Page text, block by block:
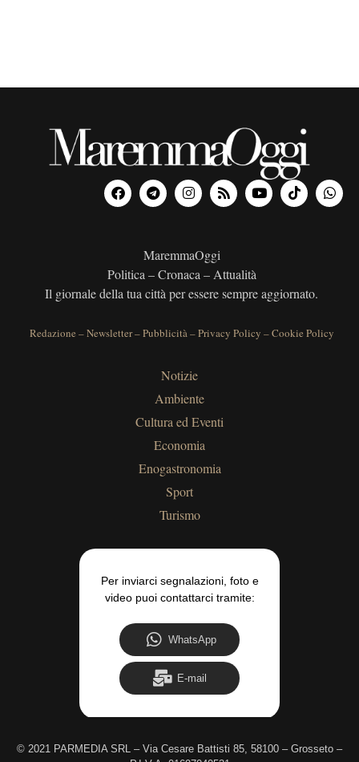
MaremmaOggi
Politica – Cronaca – Attualità
Il giornale della tua città per essere sempre aggiornato.
Redazione –Newsletter–Pubblicità–Privacy Policy –Cookie Policy
Notizie
Ambiente
Cultura ed Eventi
Economia
Enogastronomia
Sport
Turismo
Per inviarci segnalazioni, foto e
video puoi contattarci tramite:
WhatsApp
E-mail
© 2021 PARMEDIA SRL – Via Cesare Battisti 85, 58100 – Grosseto –